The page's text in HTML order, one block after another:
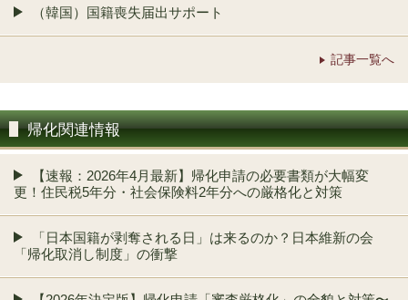
（韓国）国籍喪失届出サポート
記事一覧へ
帰化関連情報
【速報：2026年4月最新】帰化申請の必要書類が大幅変
更！住民税5年分・社会保険料2年分への厳格化と対策
「日本国籍が剥奪される日」は来るのか？日本維新の会
「帰化取消し制度」の衝撃